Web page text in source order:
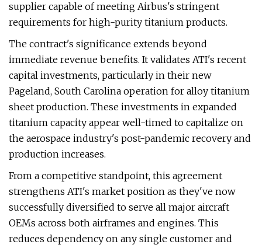
supplier capable of meeting Airbus's stringent
requirements for high-purity titanium products.
The contract's significance extends beyond
immediate revenue benefits. It validates ATI's recent
capital investments, particularly in their new
Pageland, South Carolina operation for alloy titanium
sheet production. These investments in expanded
titanium capacity appear well-timed to capitalize on
the aerospace industry's post-pandemic recovery and
production increases.
From a competitive standpoint, this agreement
strengthens ATI's market position as they've now
successfully diversified to serve all major aircraft
OEMs across both airframes and engines. This
reduces dependency on any single customer and